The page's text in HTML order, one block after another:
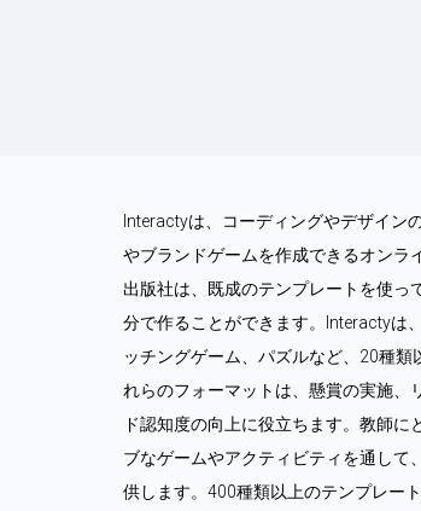
Interactyは、コーディングやデザイン
やブランドゲームを作成できるオンラ
出版社は、既成のテンプレートを使っ
分で作ることができます。Interactyは
ッチングゲーム、パズルなど、20種
れらのフォーマットは、懸賞の実施、
ド認知度の向上に役立ちます。教師
ブなゲームやアクティビティを通して
供します。400種類以上のテンプレー